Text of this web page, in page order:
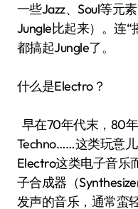
一些Jazz、Soul等元
Jungle比起来）。连“
都搞起Jungle了。
什么是Electro？
早在70年代末，80年
Techno……这类玩意
Electro这类电子音乐
子合成器（
发声的音乐，通常蛮